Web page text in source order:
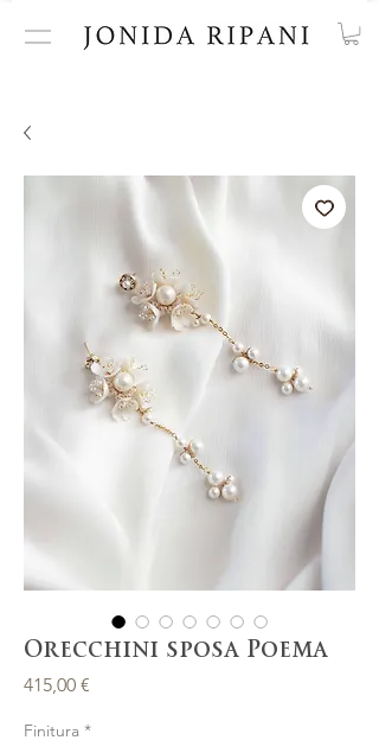
Orecchini sposa Poema
415,00 €
Finitura *